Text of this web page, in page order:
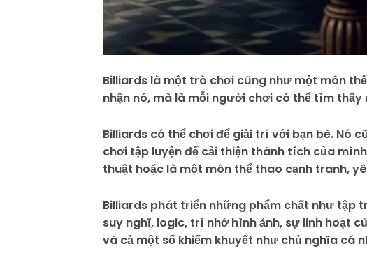
Billiards là một trò chơi cũng như một môn
nhận nó, mà là mỗi người chơi có thể tìm
Billiards có thể chơi để giải trí với bạn bè. Nó
chơi tập luyện để cải thiện thành tích của
thuật hoặc là một môn thể thao cạnh tranh,
Billiards phát triển những phẩm chất như tập
suy nghĩ, logic, trí nhớ hình ảnh, sự linh hoạt
và cả một số khiếm khuyết như chủ nghĩa cá